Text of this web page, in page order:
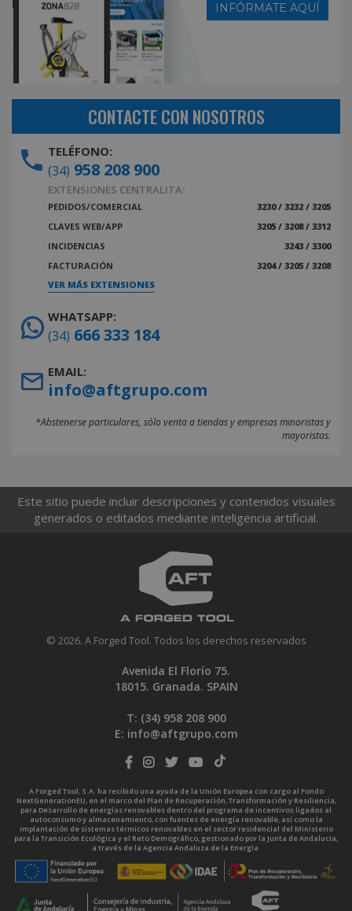
INFÓRMATE AQUÍ
CONTACTE CON NOSOTROS
TELÉFONO:
(34) 958 208 900
EXTENSIONES CENTRALITA:
PEDIDOS/COMERCIAL
3230 / 3232 / 3205
CLAVES WEB/APP
3205 / 3208 / 3312
INCIDENCIAS
3243 / 3300
FACTURACIÓN
3204 / 3205 / 3208
VER MÁS EXTENSIONES
WHATSAPP:
(34) 666 333 184
EMAIL:
info@aftgrupo.com
*Abstenerse particulares, sólo venta a tiendas y empresas minoristas y
mayoristas.
Este sitio puede incluir descripciones y contenidos visuales
generados o editados mediante inteligencia artificial.
© 2026. A Forged Tool. Todos los derechos reservados
Avenida El Florío 75.
18015. Granada. SPAIN
T: (34) 958 208 900
E: info@aftgrupo.com
A Forged Tool, S.A. ha recibido una ayuda de la Unión Europea con cargo al Fondo
NextGenerationEU, en el marco del Plan de Recuperación, Transformación y Resiliencia,
para Desarrollo de energías renovables dentro del programa de incentivos ligados al
autoconsumo y almacenamiento, con fuentes de energía renovable, así como la
implantación de sistemas térmicos renovables en el sector residencial del Ministerio
para la Transición Ecológica y el Reto Demográfico, gestionado por la Junta de Andalucía,
a través de la Agencia Andaluza de la Energía.